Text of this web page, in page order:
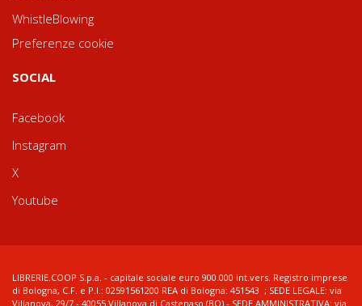
WhistleBlowing
Preferenze cookie
SOCIAL
Facebook
Instagram
X
Youtube
LIBRERIE.COOP S.p.a. - capitale sociale euro 900.000 int.vers. Registro imprese
di Bologna, C.F. e P.I.: 02591561200 REA di Bologna: 451543 ; SEDE LEGALE: via
Villanova, 29/7 - 40055 Villanova di Castenaso (BO) - SEDE AMMINISTRATIVA: via